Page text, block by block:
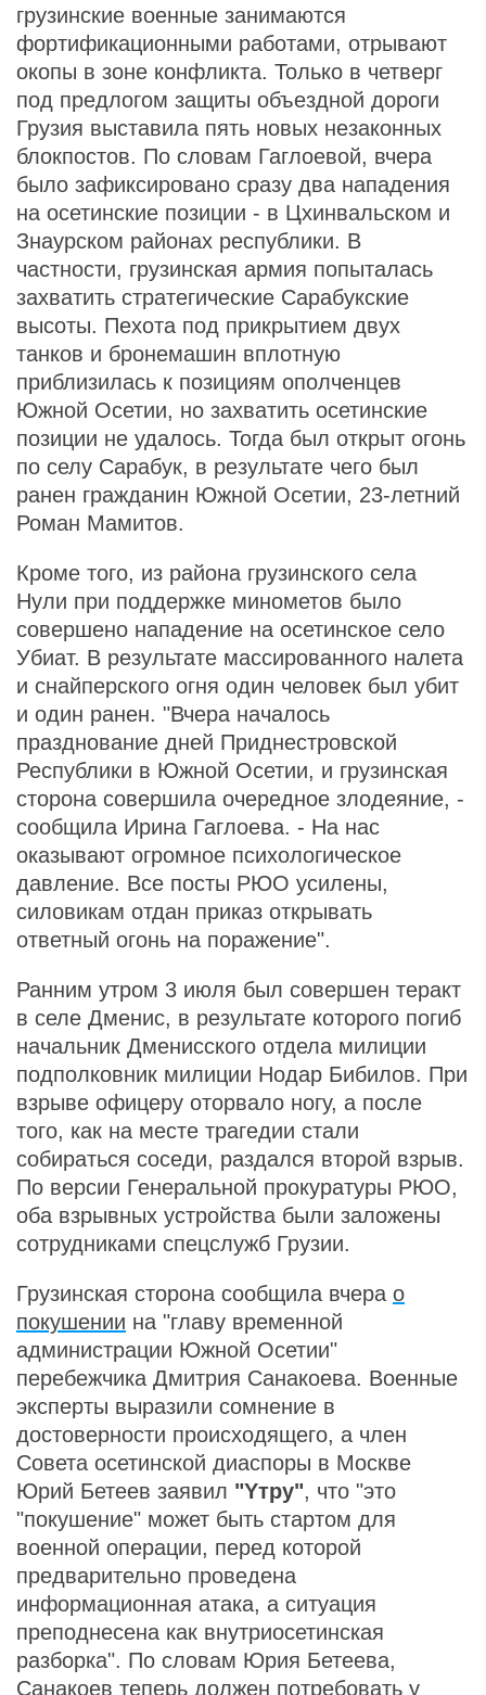
грузинские военные занимаются
фортификационными работами, отрывают
окопы в зоне конфликта. Только в четверг
под предлогом защиты объездной дороги
Грузия выставила пять новых незаконных
блокпостов. По словам Гаглоевой, вчера
было зафиксировано сразу два нападения
на осетинские позиции - в Цхинвальском и
Знаурском районах республики. В
частности, грузинская армия попыталась
захватить стратегические Сарабукские
высоты. Пехота под прикрытием двух
танков и бронемашин вплотную
приблизилась к позициям ополченцев
Южной Осетии, но захватить осетинские
позиции не удалось. Тогда был открыт огонь
по селу Сарабук, в результате чего был
ранен гражданин Южной Осетии, 23-летний
Роман Мамитов.
Кроме того, из района грузинского села
Нули при поддержке минометов было
совершено нападение на осетинское село
Убиат. В результате массированного налета
и снайперского огня один человек был убит
и один ранен. "Вчера началось
празднование дней Приднестровской
Республики в Южной Осетии, и грузинская
сторона совершила очередное злодеяние, -
сообщила Ирина Гаглоева. - На нас
оказывают огромное психологическое
давление. Все посты РЮО усилены,
силовикам отдан приказ открывать
ответный огонь на поражение".
Ранним утром 3 июля был совершен теракт
в селе Дменис, в результате которого погиб
начальник Дменисского отдела милиции
подполковник милиции Нодар Бибилов. При
взрыве офицеру оторвало ногу, а после
того, как на месте трагедии стали
собираться соседи, раздался второй взрыв.
По версии Генеральной прокуратуры РЮО,
оба взрывных устройства были заложены
сотрудниками спецслужб Грузии.
Грузинская сторона сообщила вчера о
покушении на "главу временной
администрации Южной Осетии"
перебежчика Дмитрия Санакоева. Военные
эксперты выразили сомнение в
достоверности происходящего, а член
Совета осетинской диаспоры в Москве
Юрий Бетеев заявил "Yтру", что "это
"покушение" может быть стартом для
военной операции, перед которой
предварительно проведена
информационная атака, а ситуация
преподнесена как внутриосетинская
разборка". По словам Юрия Бетеева,
Санакоев теперь должен потребовать у